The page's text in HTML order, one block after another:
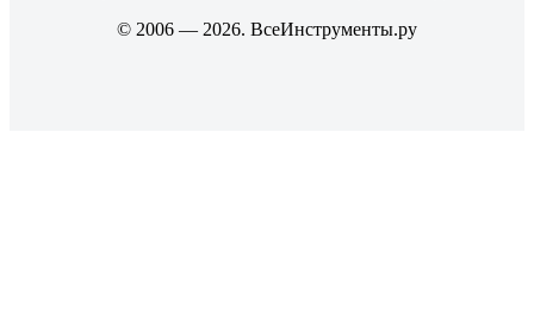
© 2006 — 2026. ВсеИнструменты.ру